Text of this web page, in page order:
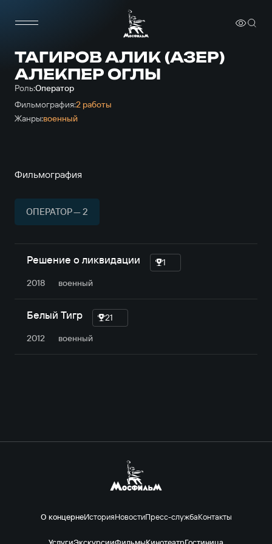
ТАГИРОВ АЛИК (АЗЕР)
АЛЕКПЕР ОГЛЫ
Роль:Оператор
Фильмография:2 работы
Жанры:военный
Фильмография
ОПЕРАТОР — 2
Решение о ликвидации
1
2018
военный
Белый Тигр
21
2012
военный
О концернеИсторияНовостиПресс-службаКонтакты